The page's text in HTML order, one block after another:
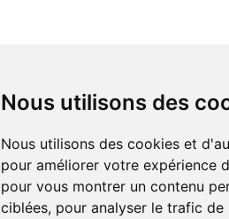
Nous utilisons des
Nous utilisons des cookies et d'autres technologies de suivi
pour améliorer votre expérience
pour vous montrer un contenu
ciblées, pour analyser le trafic